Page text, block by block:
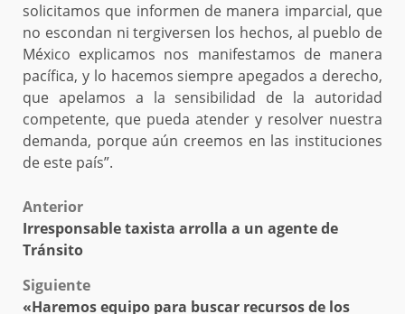
solicitamos que informen de manera imparcial, que
no escondan ni tergiversen los hechos, al pueblo de
México explicamos nos manifestamos de manera
pacífica, y lo hacemos siempre apegados a derecho,
que apelamos a la sensibilidad de la autoridad
competente, que pueda atender y resolver nuestra
demanda, porque aún creemos en las instituciones
de este país”.
Post
navigation
Anterior
Irresponsable taxista arrolla a un agente de
Tránsito
Siguiente
«Haremos equipo para buscar recursos de los